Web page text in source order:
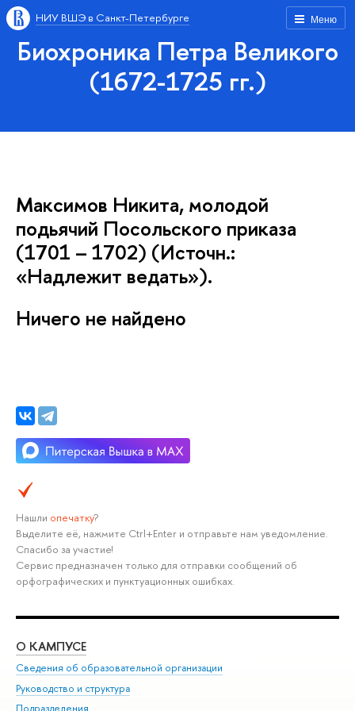
Меню
НИУ ВШЭ в Санкт-Петербурге
Биохроника Петра Великого
(1672-1725 гг.)
Максимов Никита, молодой
подьячий Посольского приказа
(1701 – 1702) (Источн.:
«Надлежит ведать»).
Ничего не найдено
Нашли опечатку?
Выделите её, нажмите Ctrl+Enter и отправьте нам уведомление.
Спасибо за участие!
Сервис предназначен только для отправки сообщений об
орфографических и пунктуационных ошибках.
О КАМПУСЕ
Сведения об образовательной организации
Руководство и структура